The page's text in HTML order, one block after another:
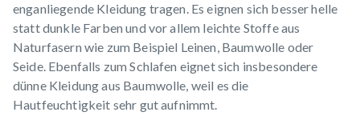
enganliegende Kleidung tragen. Es eignen sich besser helle
statt dunkle Farben und vor allem leichte Stoffe aus
Naturfasern wie zum Beispiel Leinen, Baumwolle oder
Seide. Ebenfalls zum Schlafen eignet sich insbesondere
dünne Kleidung aus Baumwolle, weil es die
Hautfeuchtigkeit sehr gut aufnimmt.